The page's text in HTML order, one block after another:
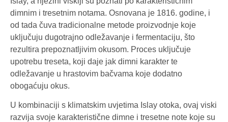
dimnim i tresetnim notama. Osnovana je 1816. godine, i
od tada čuva tradicionalne metode proizvodnje koje
uključuju dugotrajno odležavanje i fermentaciju, što
rezultira prepoznatljivim okusom. Proces uključuje
upotrebu treseta, koji daje jak dimni karakter te
odležavanje u hrastovim bačvama koje dodatno
obogaćuju okus.
U kombinaciji s klimatskim uvjetima Islay otoka, ovaj viski
razvija svoje karakteristične dimne i tresetne note koje su